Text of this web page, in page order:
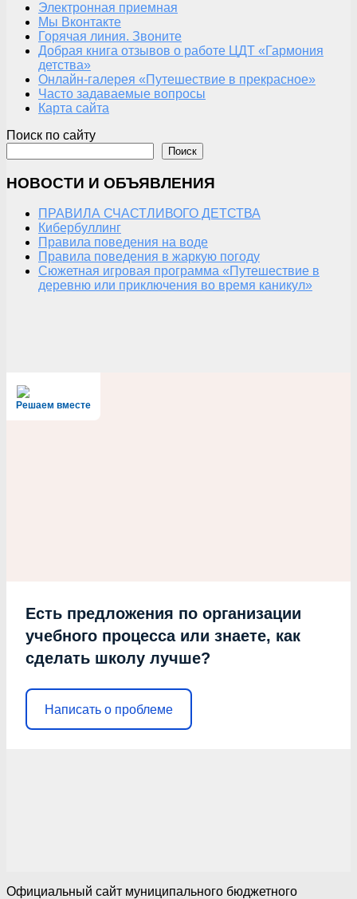
Электронная приемная
Мы Вконтакте
Горячая линия. Звоните
Добрая книга отзывов о работе ЦДТ «Гармония
детства»
Онлайн-галерея «Путешествие в прекрасное»
Часто задаваемые вопросы
Карта сайта
Поиск по сайту
Поиск
НОВОСТИ И ОБЪЯВЛЕНИЯ
ПРАВИЛА СЧАСТЛИВОГО ДЕТСТВА
Кибербуллинг
Правила поведения на воде
Правила поведения в жаркую погоду
Сюжетная игровая программа «Путешествие в
деревню или приключения во время каникул»
Решаем вместе
Есть предложения по организации
учебного процесса или знаете, как
сделать школу лучше?
Написать о проблеме
Официальный сайт муниципального бюджетного